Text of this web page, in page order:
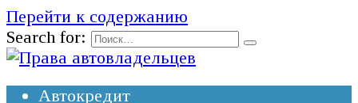
Перейти к содержанию
Search for:
Автокредит